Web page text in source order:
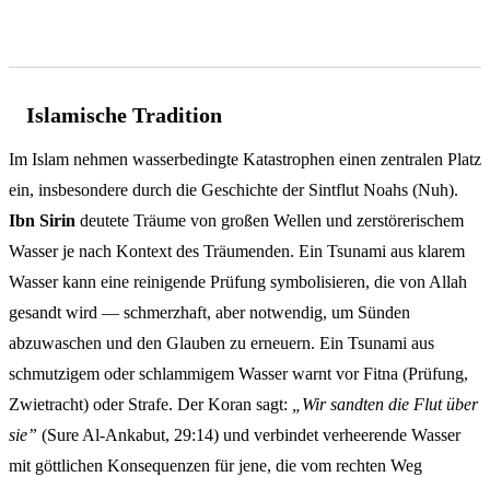
Islamische Tradition
Im Islam nehmen wasserbedingte Katastrophen einen zentralen Platz
ein, insbesondere durch die Geschichte der Sintflut Noahs (Nuh).
Ibn Sirin deutete Träume von großen Wellen und zerstörerischem
Wasser je nach Kontext des Träumenden. Ein Tsunami aus klarem
Wasser kann eine reinigende Prüfung symbolisieren, die von Allah
gesandt wird — schmerzhaft, aber notwendig, um Sünden
abzuwaschen und den Glauben zu erneuern. Ein Tsunami aus
schmutzigem oder schlammigem Wasser warnt vor Fitna (Prüfung,
Zwietracht) oder Strafe. Der Koran sagt:
„Wir sandten die Flut über
sie” (Sure Al-Ankabut, 29:14) und verbindet verheerende Wasser
mit göttlichen Konsequenzen für jene, die vom rechten Weg